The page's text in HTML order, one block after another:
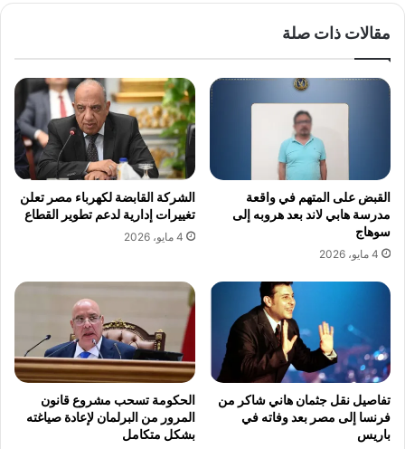
مقالات ذات صلة
القبض على المتهم في واقعة
مدرسة هابي لاند بعد هروبه إلى
سوهاج
4 مايو، 2026
الشركة القابضة لكهرباء مصر تعلن
تغييرات إدارية لدعم تطوير القطاع
4 مايو، 2026
تفاصيل نقل جثمان هاني شاكر من
فرنسا إلى مصر بعد وفاته في
باريس
الحكومة تسحب مشروع قانون
المرور من البرلمان لإعادة صياغته
بشكل متكامل